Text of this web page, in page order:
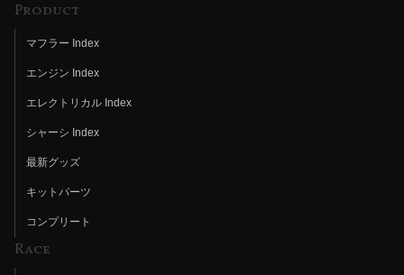
Product
マフラー Index
エンジン Index
エレクトリカル Index
シャーシ Index
最新グッズ
キットパーツ
コンプリート
Race